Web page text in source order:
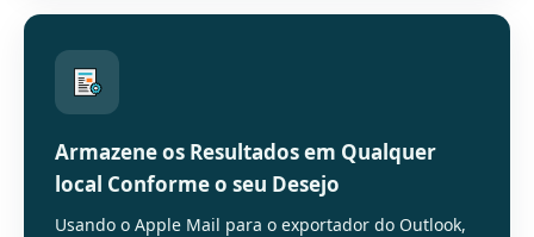
Armazene os Resultados em Qualquer
local Conforme o seu Desejo
Usando o Apple Mail para o exportador do Outlook,